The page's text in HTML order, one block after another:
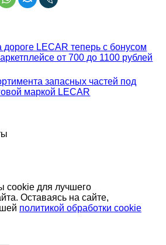
LECAR теперь с бонусом
от 700 до 1100 рублей
запасных частей под
маркой LECAR
cookie для лучшего
Оставаясь на сайте,
политикой обработки cookie